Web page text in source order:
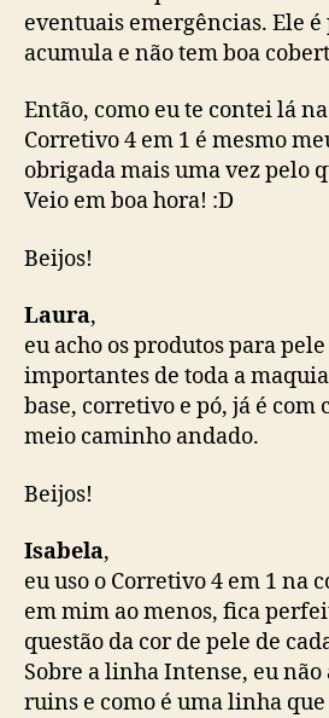
eventuais emergências. Ele
acumula e não tem boa
Então, como eu te contei lá
Corretivo 4 em 1 é mesmo
obrigada mais uma vez pelo
Veio em boa hora! :D
Beijos!
Laura,
eu acho os produtos para
importantes de toda a
base, corretivo e pó, já é com
meio caminho andado.
Beijos!
Isabela,
eu uso o Corretivo 4 em 1 na
em mim ao menos, fica
questão da cor de pele de
Sobre a linha Intense, eu não
ruins e como é uma linha que